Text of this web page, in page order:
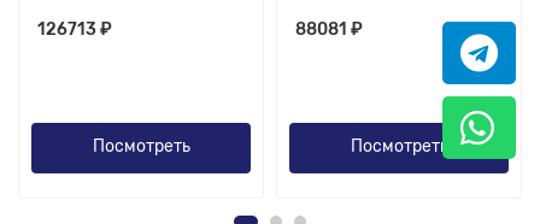
126713 ₽
Посмотреть
88081 ₽
Посмотреть